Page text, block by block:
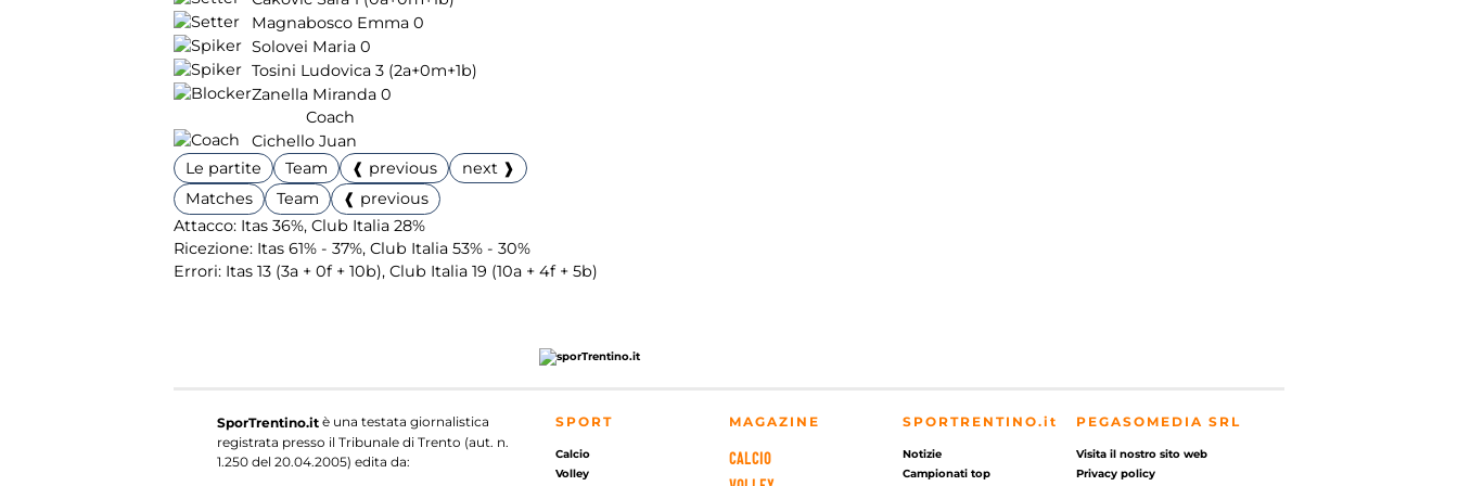
Magnabosco Emma 0
Solovei Maria 0
Tosini Ludovica 3 (2a+0m+1b)
Zanella Miranda 0
Coach
Cichello Juan
Le partite
Team ❰ previous
next ❱
Matches
Team
❰ previous
Attacco: Itas 36%, Club Italia 28%
Ricezione: Itas 61% - 37%, Club Italia 53% - 30%
Errori: Itas 13 (3a + 0f + 10b), Club Italia 19 (10a + 4f + 5b)
SporTrentino.it è una testata giornalistica
registrata presso il Tribunale di Trento (aut. n.
1.250 del 20.04.2005) edita da:
SPORT
Calcio
Volley
MAGAZINE
CALCIO
SPORTRENTINO.it
Notizie
Campionati top
PEGASOMEDIA SRL
Visita il nostro sito web
Privacy policy